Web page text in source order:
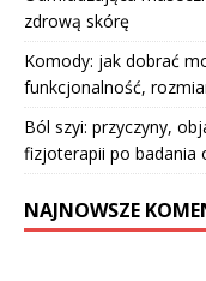
zdrową skórę
Komody: jak dobrać
funkcjonalność,
Ból szyi: przyczyny,
fizjoterapii po badania
NAJNOWSZE